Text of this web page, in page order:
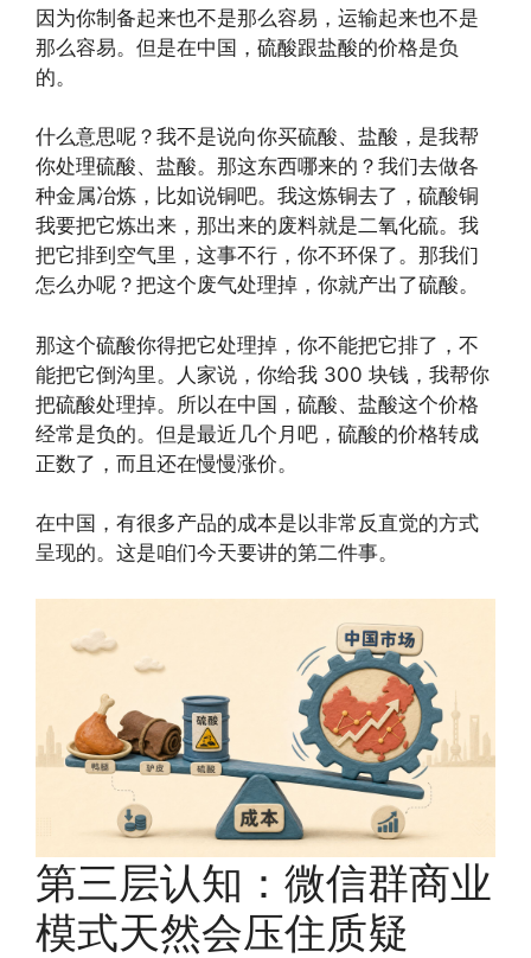
因为你制备起来也不是那么容易，运输起来也不是
那么容易。但是在中国，硫酸跟盐酸的价格是负
的。
什么意思呢？我不是说向你买硫酸、盐酸，是我帮
你处理硫酸、盐酸。那这东西哪来的？我们去做各
种金属冶炼，比如说铜吧。我这炼铜去了，硫酸铜
我要把它炼出来，那出来的废料就是二氧化硫。我
把它排到空气里，这事不行，你不环保了。那我们
怎么办呢？把这个废气处理掉，你就产出了硫酸。
那这个硫酸你得把它处理掉，你不能把它排了，不
能把它倒沟里。人家说，你给我 300 块钱，我帮你
把硫酸处理掉。所以在中国，硫酸、盐酸这个价格
经常是负的。但是最近几个月吧，硫酸的价格转成
正数了，而且还在慢慢涨价。
在中国，有很多产品的成本是以非常反直觉的方式
呈现的。这是咱们今天要讲的第二件事。
第三层认知：微信群商业
模式天然会压住质疑